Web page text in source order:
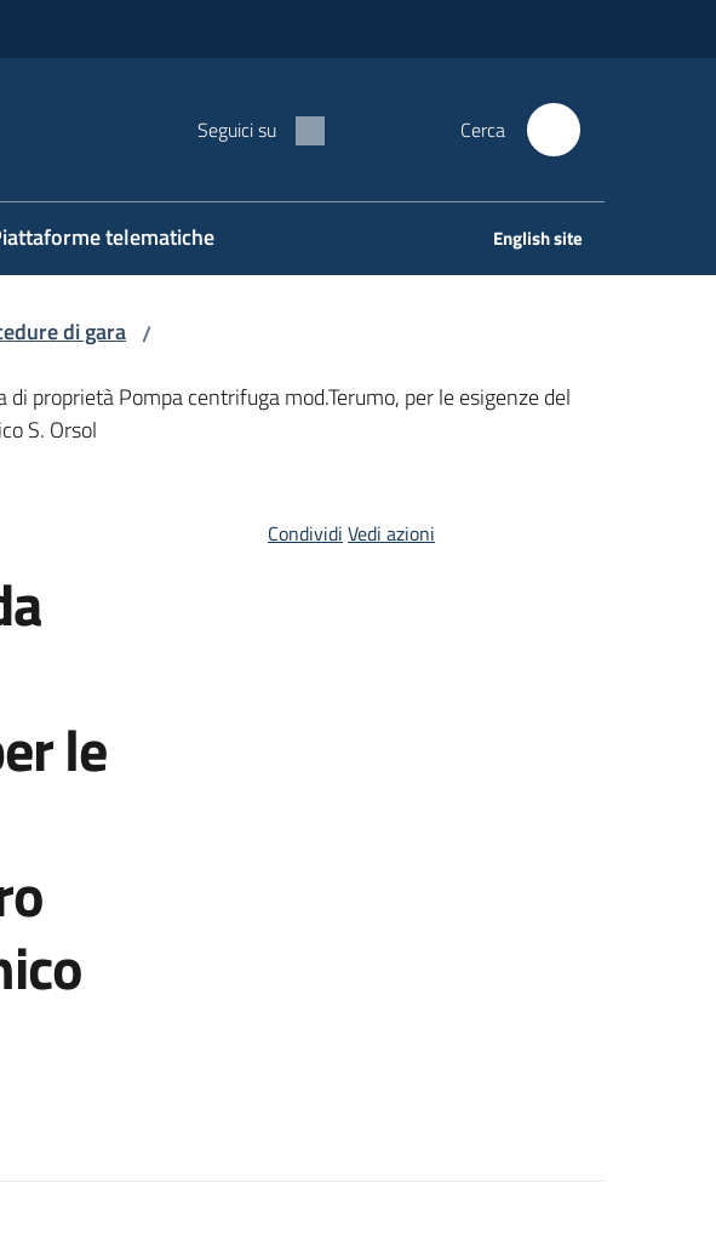
Seguici su Cerca
telematiche English site
di gara /
proprietà Pompa centrifuga mod.Terumo, per le esigenze del
S. Orsol
le
Condividi Vedi azioni